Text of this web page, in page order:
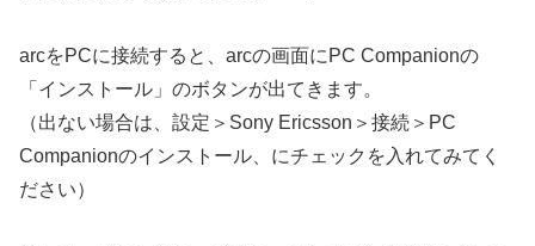
arcをPCに接続すると、arcの画面にPC Companionの
「インストール」のボタンが出てきます。
（出ない場合は、設定＞Sony Ericsson＞接続＞PC
Companionのインストール、にチェックを入れてみてく
ださい）